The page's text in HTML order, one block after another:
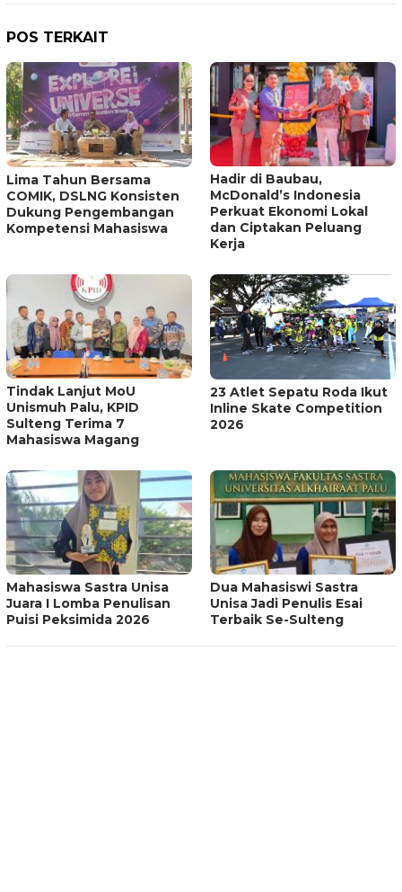
POS TERKAIT
Lima Tahun Bersama
COMIK, DSLNG Konsisten
Dukung Pengembangan
Kompetensi Mahasiswa
Hadir di Baubau,
McDonald’s Indonesia
Perkuat Ekonomi Lokal
dan Ciptakan Peluang
Kerja
Tindak Lanjut MoU
Unismuh Palu, KPID
Sulteng Terima 7
Mahasiswa Magang
23 Atlet Sepatu Roda Ikut
Inline Skate Competition
2026
Mahasiswa Sastra Unisa
Juara I Lomba Penulisan
Puisi Peksimida 2026
Dua Mahasiswi Sastra
Unisa Jadi Penulis Esai
Terbaik Se-Sulteng